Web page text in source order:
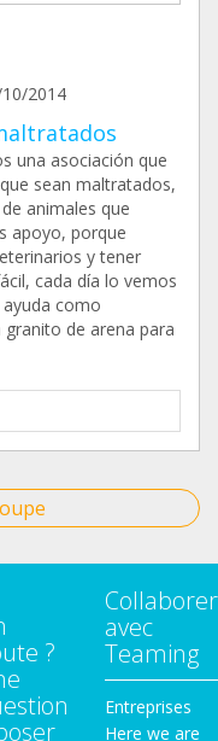
2014
una asociación que
sean maltratados,
animales que
apoyo, porque
y tener
cada día lo vemos
como
de arena para
?
Collaborer
avec
Teaming
Entreprises
Here we are